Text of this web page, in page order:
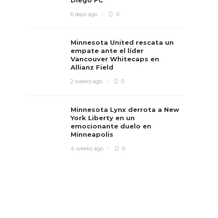
6 days ago 0
Minnesota United rescata un
empate ante el líder
Vancouver Whitecaps en
Allianz Field
2 weeks ago 0
Minnesota Lynx derrota a New
York Liberty en un
emocionante duelo en
Minneapolis
4 weeks ago 0